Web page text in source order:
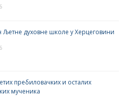
Љетне духовне школе у Херцеговини
пребиловачких и осталих
мученика